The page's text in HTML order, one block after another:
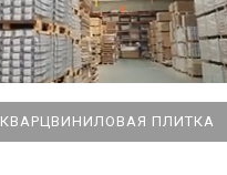
КВАРЦВИНИЛОВАЯ ПЛИТКА